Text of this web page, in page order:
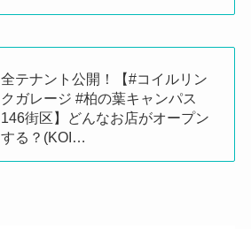
全テナント公開！【#コイルリン
クガレージ #柏の葉キャンパス
146街区】どんなお店がオープン
する？(KOI…